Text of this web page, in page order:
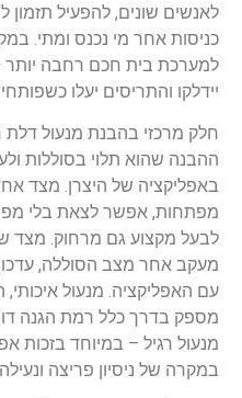
לאנשים שונים, להפעיל תזמון
כניסות אחר מי נכנס ומתי.
למערכת בית חכם רחבה
יידלקו והתריסים יעלו
חלק מרכזי בהבנת מנעול דלת
ההבנה שהוא תלוי בסוללות
באפליקציה של היצרן. מצד
מפתחות, אפשר לצאת בלי
לבעל מקצוע גם מרחוק. מצד
מעקב אחר מצב הסוללה,
עם האפליקציה. מנעול איכותי,
מספק בדרך כלל רמת הגנה
מנעול רגיל – במיוחד
במקרה של ניסיון פריצה